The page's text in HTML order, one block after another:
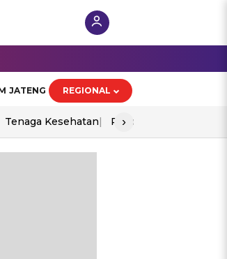
JATENG REGIONAL
Tenaga Kesehatan Piala Aff 2026
›